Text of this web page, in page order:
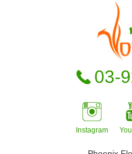
03-
Instagram